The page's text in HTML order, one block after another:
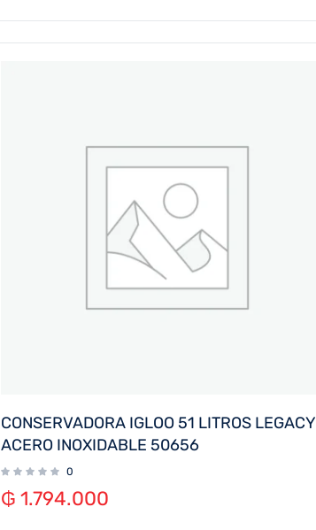
CONSERVADORA IGLOO 51 LITROS LEGACY
ACERO INOXIDABLE 50656
0
₲ 1.794.000